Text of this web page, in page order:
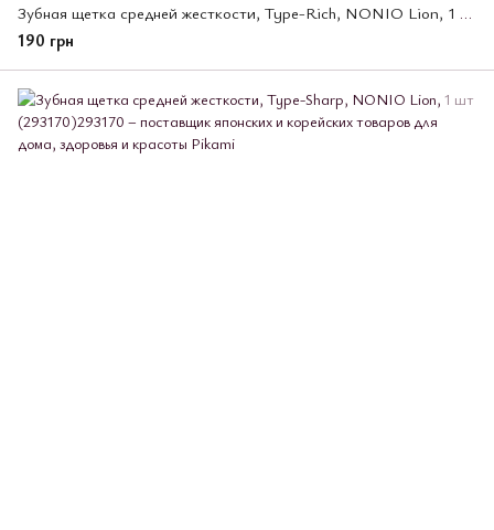
Зубная щетка средней жесткости, Type-Rich, NONIO Lion, 1 шт (293194)
190 грн